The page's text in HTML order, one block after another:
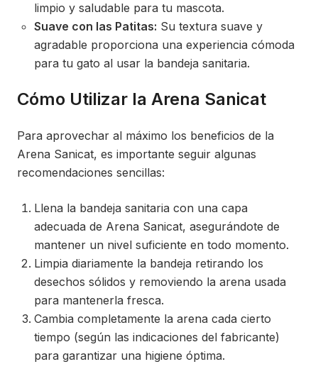
limpio y saludable para tu mascota.
Suave con las Patitas: Su textura suave y
agradable proporciona una experiencia cómoda
para tu gato al usar la bandeja sanitaria.
Cómo Utilizar la Arena Sanicat
Para aprovechar al máximo los beneficios de la
Arena Sanicat, es importante seguir algunas
recomendaciones sencillas:
Llena la bandeja sanitaria con una capa
adecuada de Arena Sanicat, asegurándote de
mantener un nivel suficiente en todo momento.
Limpia diariamente la bandeja retirando los
desechos sólidos y removiendo la arena usada
para mantenerla fresca.
Cambia completamente la arena cada cierto
tiempo (según las indicaciones del fabricante)
para garantizar una higiene óptima.